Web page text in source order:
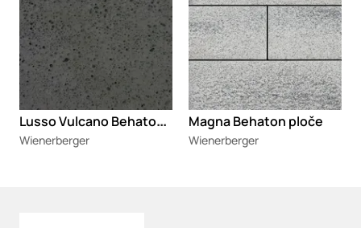
L
usso Vulcano Behaton ploče
Wienerberger
Magna Behaton ploče
Wienerberger